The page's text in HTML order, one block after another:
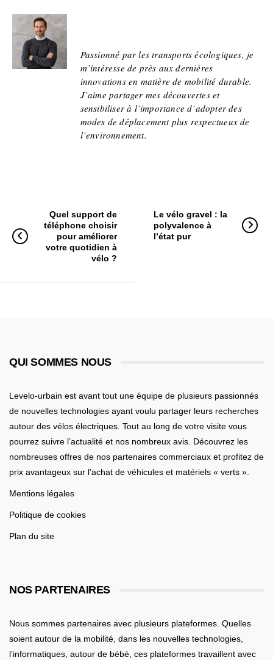
Passionné par les transports écologiques, je
m’intéresse de près aux dernières
innovations en matière de mobilité durable.
J’aime partager mes découvertes et
sensibiliser à l’importance d’adopter des
modes de déplacement plus respectueux de
l’environnement.
Quel support de
téléphone choisir
pour améliorer
votre quotidien à
vélo ?
Le vélo gravel : la
polyvalence à
l’état pur
QUI SOMMES NOUS
Levelo-urbain est avant tout une équipe de plusieurs passionnés
de nouvelles technologies ayant voulu partager leurs recherches
autour des vélos électriques. Tout au long de votre visite vous
pourrez suivre l’actualité et nos nombreux avis. Découvrez les
nombreuses offres de nos partenaires commerciaux et profitez de
prix avantageux sur l’achat de véhicules et matériels « verts ».
Mentions légales
Politique de cookies
Plan du site
NOS PARTENAIRES
Nous sommes partenaires avec plusieurs plateformes. Quelles
soient autour de la mobilité , dans les nouvelles technologies,
l’informatiques, autour de bébé , ces plateformes travaillent avec